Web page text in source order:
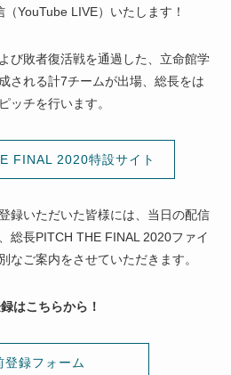
YouTube LIVE）いたします！
び敗者復活戦を通過した、立命館学
される計7チームが出場、総長をは
ッチを行います。
FINAL 2020特設サイト
録いただいた皆様には、当日の配信
総長PITCH THE FINAL 2020ファイ
なご案内をさせていただきます。
はこちらから！
登録フォーム